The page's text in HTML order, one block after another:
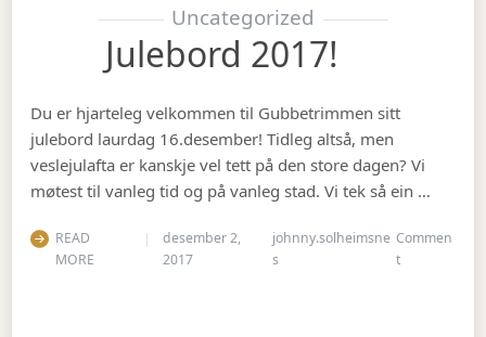
Uncategorized
Julebord 2017!
Du er hjarteleg velkommen til Gubbetrimmen sitt
julebord laurdag 16.desember! Tidleg altså, men
veslejulafta er kanskje vel tett på den store dagen? Vi
møtest til vanleg tid og på vanleg stad. Vi tek så ein …
READ
MORE
desember 2,
2017
johnny.solheimsne
s
Commen
ton Julebord